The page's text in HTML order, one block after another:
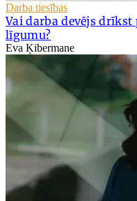
Darba tiesības
Vai darba devējs
līgumu?
Eva Ķibermane